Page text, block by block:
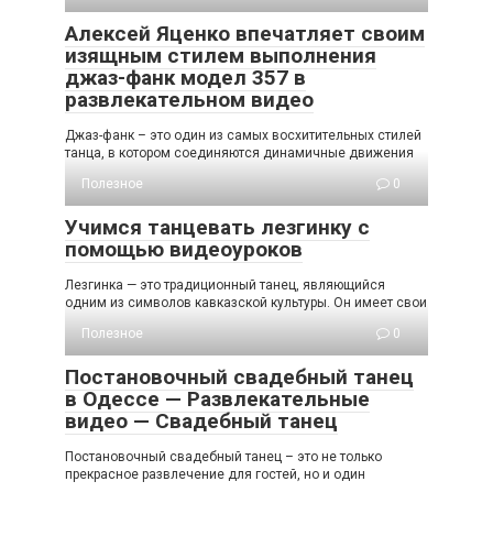
Алексей Яценко впечатляет своим
изящным стилем выполнения
джаз-фанк модел 357 в
развлекательном видео
Джаз-фанк – это один из самых восхитительных стилей
танца, в котором соединяются динамичные движения
Полезное
0
Учимся танцевать лезгинку с
помощью видеоуроков
Лезгинка — это традиционный танец, являющийся
одним из символов кавказской культуры. Он имеет свои
Полезное
0
Постановочный свадебный танец
в Одессе — Развлекательные
видео — Свадебный танец
Постановочный свадебный танец – это не только
прекрасное развлечение для гостей, но и один